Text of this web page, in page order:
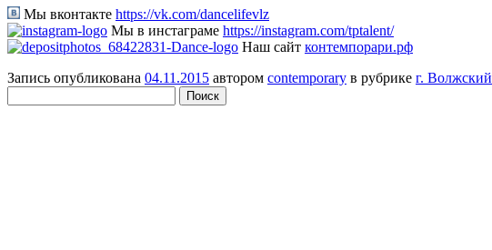
Мы вконтакте https://vk.com/dancelifevlz
Мы в инстаграме https://instagram.com/tptalent/
Наш сайт контемпорари.рф
Запись опубликована 04.11.2015 автором contemporary в рубрике г. Волжский